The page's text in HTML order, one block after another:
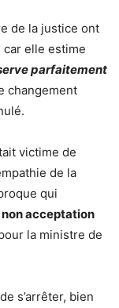
de la justice ont
elle estime
parfaitement
changement
victime de
de la
qui
acceptation
la ministre de
s’arrêter, bien